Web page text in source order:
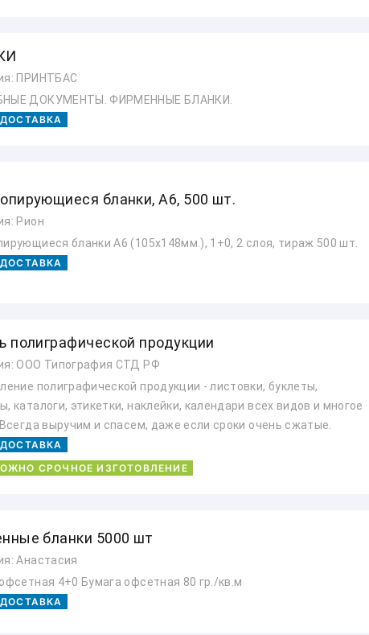
ПРИНТБАС
ДОКУМЕНТЫ. ФИРМЕННЫЕ БЛАНКИ.
бланки, А6, 500 шт.
Рион
бланки А6 (105х148мм.), 1+0, 2 слоя, тираж 500 шт.
полиграфической продукции
ООО Типография СТД РФ
полиграфической продукции - листовки, буклеты,
каталоги, этикетки, наклейки, календари всех видов и многое
выручим и спасем, даже если сроки очень сжатые.
СРОЧНОЕ ИЗГОТОВЛЕНИЕ
бланки 5000 шт
Анастасия
4+0 Бумага офсетная 80 гр./кв.м